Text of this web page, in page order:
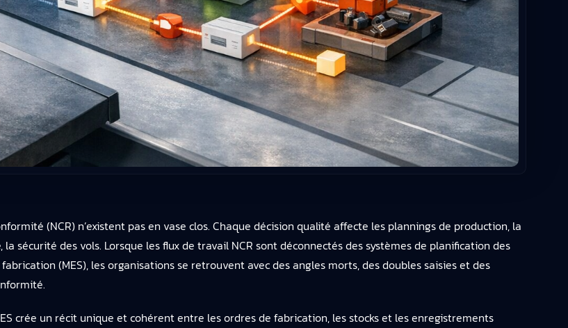
(NCR) n’existent pas en vase clos. Chaque décision qualité affecte les plannings de production, la
sécurité des vols. Lorsque les flux de travail NCR sont déconnectés des systèmes de planification des
(MES), les organisations se retrouvent avec des angles morts, des doubles saisies et des
crée un récit unique et cohérent entre les ordres de fabrication, les stocks et les enregistrements